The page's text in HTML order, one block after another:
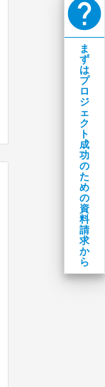
help
ま
ず
は
プ
ロ
ジ
ェ
ク
ト
成
功
の
た
め
の
資
料
請
求
か
ら